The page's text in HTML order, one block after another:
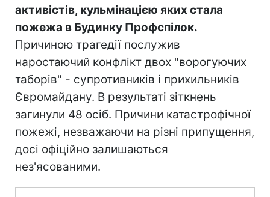
активістів, кульмінацією яких стала
пожежа в Будинку Профспілок.
Причиною трагедії послужив
наростаючий конфлікт двох "ворогуючих
таборів" - супротивників і прихильників
Євромайдану. В результаті зіткнень
загинули 48 осіб. Причини катастрофічної
пожежі, незважаючи на різні припущення,
досі офіційно залишаються
нез'ясованими.